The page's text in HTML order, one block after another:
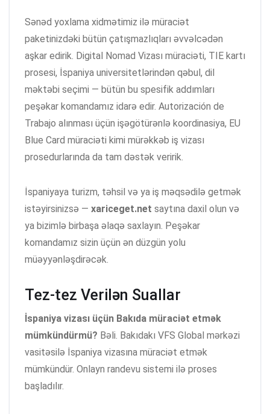
Sənəd yoxlama xidmətimiz ilə müraciət
paketinizdəki bütün çatışmazlıqları əvvəlcədən
aşkar edirik. Digital Nomad Vizası müraciəti, TIE kartı
prosesi, İspaniya universitetlərindən qəbul, dil
məktəbi seçimi — bütün bu spesifik addımları
peşəkar komandamız idarə edir. Autorización de
Trabajo alınması üçün işəgötürənlə koordinasiya, EU
Blue Card müraciəti kimi mürəkkəb iş vizası
prosedurlarında da tam dəstək veririk.
İspaniyaya turizm, təhsil və ya iş məqsədilə getmək
istəyirsinizsə — xariceget.net saytına daxil olun və
ya bizimlə birbaşa əlaqə saxlayın. Peşəkar
komandamız sizin üçün ən düzgün yolu
müəyyənləşdirəcək.
Tez-tez Verilən Suallar
İspaniya vizası üçün Bakıda müraciət etmək
mümkündürmü? Bəli. Bakıdakı VFS Global mərkəzi
vasitəsilə İspaniya vizasına müraciət etmək
mümkündür. Onlayn randevu sistemi ilə proses
başladılır.